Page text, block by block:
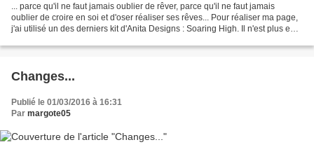
... parce qu'il ne faut jamais oublier de rêver, parce qu'il ne faut jamais
oublier de croire en soi et d'oser réaliser ses rêves... Pour réaliser ma page,
j'ai utilisé un des derniers kit d'Anita Designs : Soaring High. Il n'est plus en
Changes...
Publié le 01/03/2016 à 16:31
Par margote05